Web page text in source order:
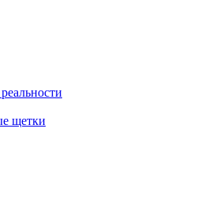
щетки